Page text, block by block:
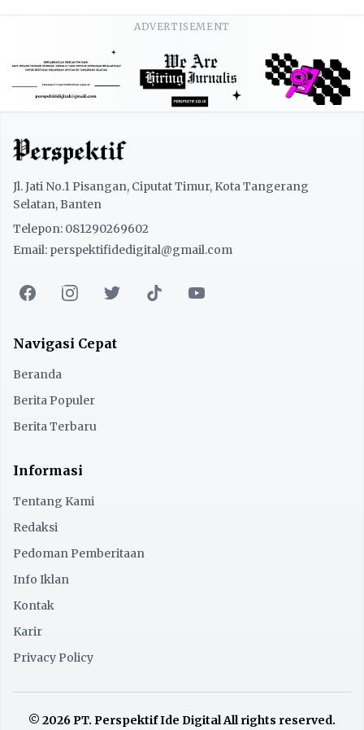
ADVERTISEMENT
Jl. Jati No.1 Pisangan, Ciputat Timur, Kota Tangerang
Selatan, Banten
Telepon: 081290269602
Email: perspektifidedigital@gmail.com
Navigasi Cepat
Beranda
Berita Populer
Berita Terbaru
Informasi
Tentang Kami
Redaksi
Pedoman Pemberitaan
Info Iklan
Kontak
Karir
Privacy Policy
© 2026 PT. Perspektif Ide Digital All rights reserved.